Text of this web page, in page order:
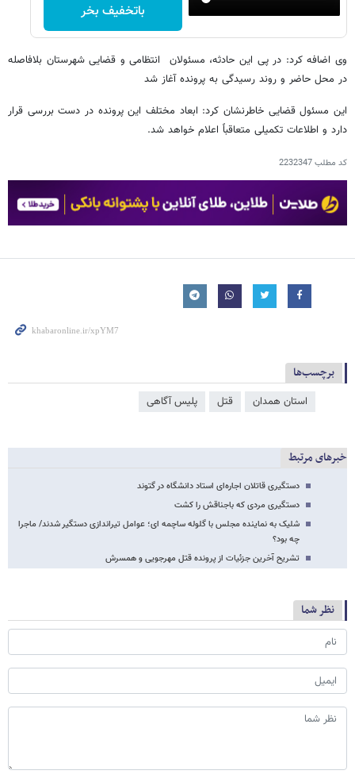
باتخفیف بخر
وی اضافه کرد: در پی این حادثه، مسئولان انتظامی و قضایی شهرستان بلافاصله
در محل حاضر و روند رسیدگی به پرونده آغاز شد
این مسئول قضایی خاطرنشان کرد: ابعاد مختلف این پرونده در دست بررسی قرار
دارد و اطلاعات تکمیلی متعاقباً اعلام خواهد شد.
کد مطلب2232347
برچسب‌ها
استان همدان قتل پلیس آگاهی
خبرهای مرتبط
دستگیری قاتلان اجاره‌ای استاد دانشگاه در گتوند
دستگیری مردی که باجناقش را کشت
شلیک به نماینده مجلس با گلوله ساچمه ای؛ عوامل تیراندازی دستگیر شدند/ ماجرا
چه بود؟
تشریح آخرین جزئیات از پرونده قتل مهرجویی و همسرش
نظر شما